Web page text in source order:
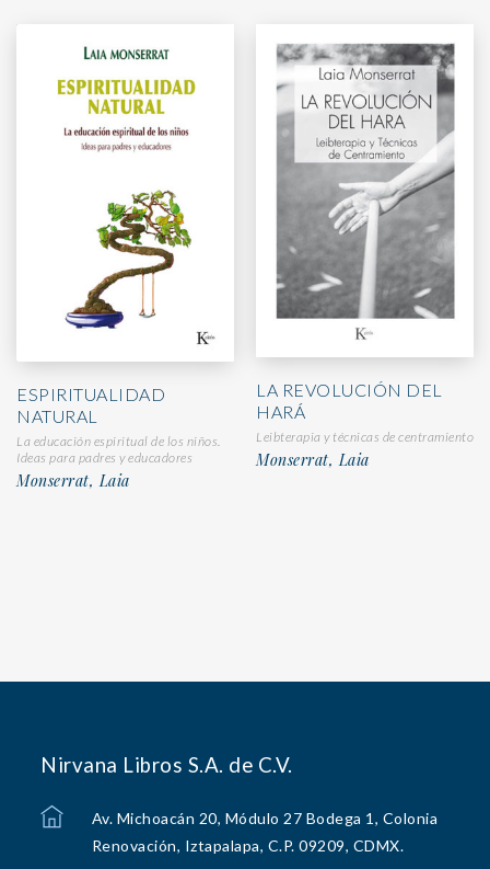
ESPIRITUALIDAD
NATURAL
La educación espiritual de los niños.
Ideas para padres y educadores
Monserrat, Laia
LA REVOLUCIÓN DEL
HARÁ
Leibterapia y técnicas de centramiento
Monserrat, Laia
Nirvana Libros S.A. de C.V.
Av. Michoacán 20, Módulo 27 Bodega 1, Colonia
Renovación, Iztapalapa, C.P. 09209, CDMX.